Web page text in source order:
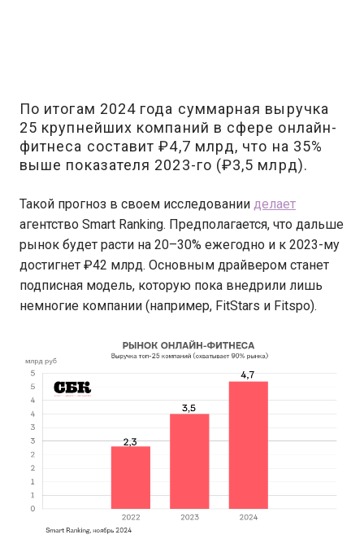
По итогам 2024 года суммарная выручка
25 крупнейших компаний в сфере онлайн-
фитнеса составит ₽4,7 млрд, что на 35%
выше показателя 2023-го (₽3,5 млрд).
Такой прогноз в своем исследовании делает
агентство Smart Ranking. Предполагается, что дальше
рынок будет расти на 20–30% ежегодно и к 2023-му
достигнет ₽42 млрд. Основным драйвером станет
подписная модель, которую пока внедрили лишь
немногие компании (например, FitStars и Fitspo).